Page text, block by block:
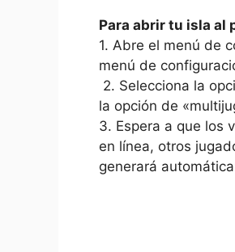
Para abrir tu isla ⁤al
1. Abre⁤ el​ menú de
menú de
2.​ Selecciona la
la‍ opción de
​3. Espera a ⁣que los
en línea, otros​
generará